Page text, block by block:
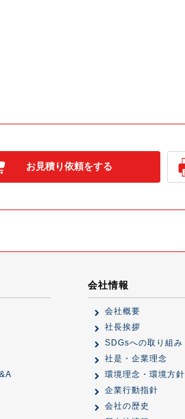
お見積り依頼をする
会社情報
会社概要
社長挨拶
SDGsへの取り組み
社是・企業理念
環境理念・環境方針
企業行動指針
会社の歴史